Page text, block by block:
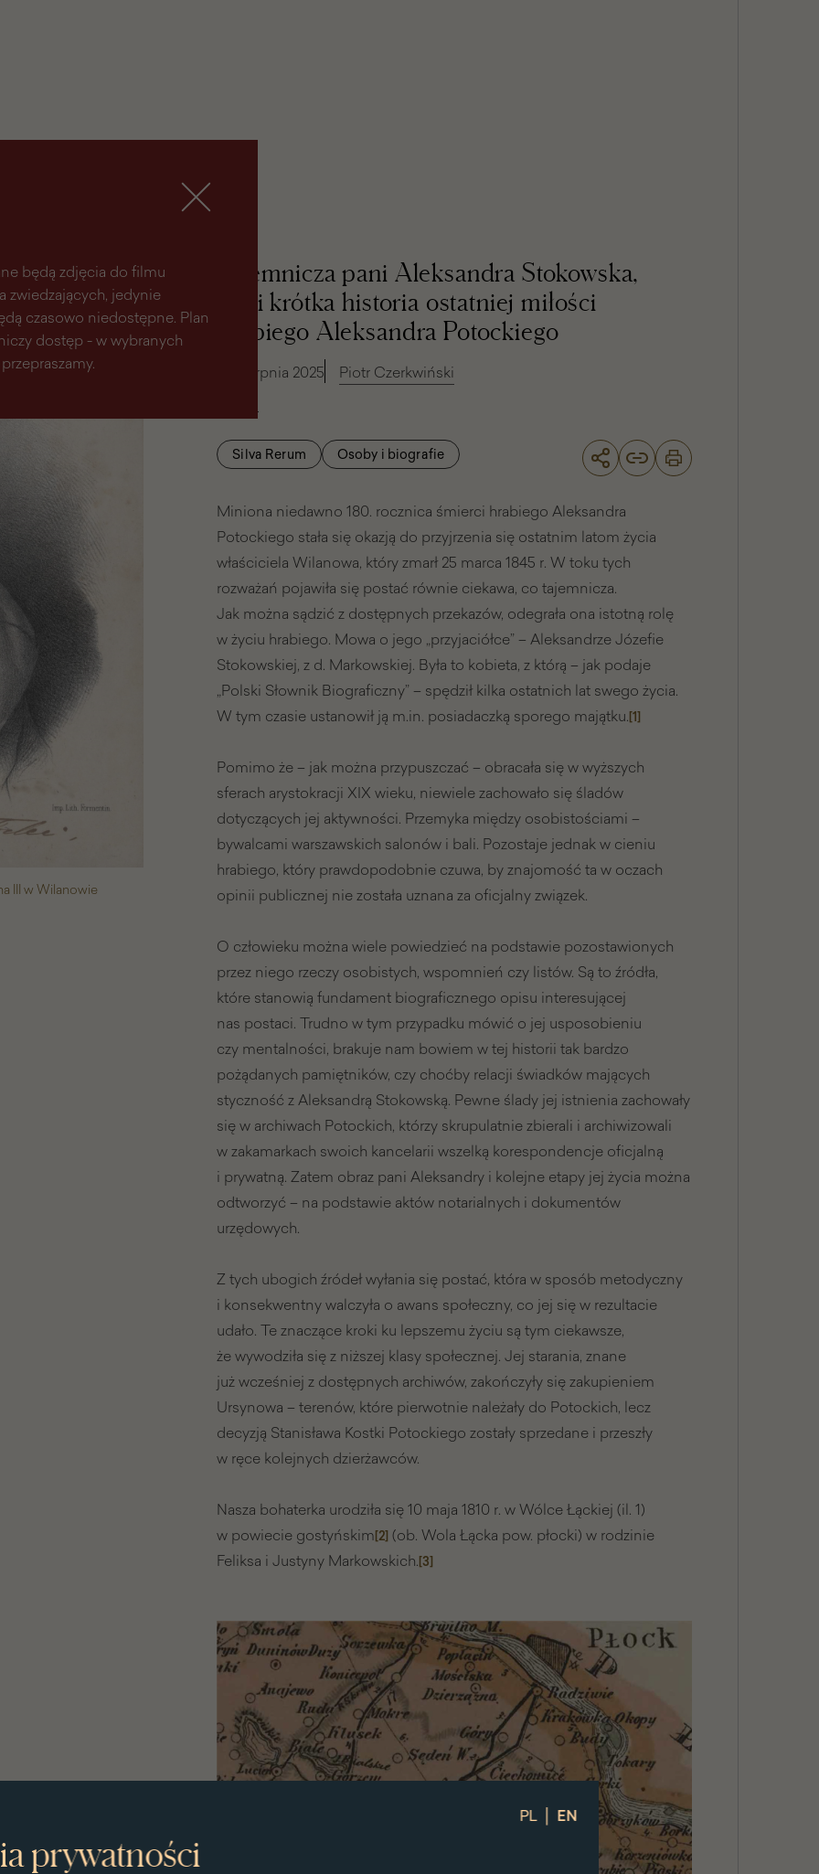
PL | EN
prywatności
będą zdjęcia do filmu
zwiedzających, jedynie
czasowo niedostępne. Plan
dostęp - w wybranych
III w Wilanowie
Tajemnicza pani Aleksandra Stokowska,
czyli krótka historia ostatniej miłości
hrabiego Aleksandra Potockiego
26 sierpnia 2025 Piotr Czerkwiński
Silva Rerum Osoby i biografie
Miniona niedawno 180. rocznica śmierci hrabiego Aleksandra
Potockiego stała się okazją do przyjrzenia się ostatnim latom życia
właściciela Wilanowa, który zmarł 25 marca 1845 r. W toku tych
rozważań pojawiła się postać równie ciekawa, co tajemnicza.
Jak można sądzić z dostępnych przekazów, odegrała ona istotną rolę
w życiu hrabiego. Mowa o jego „przyjaciółce” – Aleksandrze Józefie
Stokowskiej, z d. Markowskiej. Była to kobieta, z którą – jak podaje
„Polski Słownik Biograficzny” – spędził kilka ostatnich lat swego życia.
W tym czasie ustanowił ją m.in. posiadaczką sporego majątku.[1]
Pomimo że – jak można przypuszczać – obracała się w wyższych
sferach arystokracji XIX wieku, niewiele zachowało się śladów
dotyczących jej aktywności. Przemyka między osobistościami –
bywalcami warszawskich salonów i bali. Pozostaje jednak w cieniu
hrabiego, który prawdopodobnie czuwa, by znajomość ta w oczach
opinii publicznej nie została uznana za oficjalny związek.
O człowieku można wiele powiedzieć na podstawie pozostawionych
przez niego rzeczy osobistych, wspomnień czy listów. Są to źródła,
które stanowią fundament biograficznego opisu interesującej
nas postaci. Trudno w tym przypadku mówić o jej usposobieniu
czy mentalności, brakuje nam bowiem w tej historii tak bardzo
pożądanych pamiętników, czy choćby relacji świadków mających
styczność z Aleksandrą Stokowską. Pewne ślady jej istnienia zachowały
się w archiwach Potockich, którzy skrupulatnie zbierali i archiwizowali
w zakamarkach swoich kancelarii wszelką korespondencje oficjalną
i prywatną. Zatem obraz pani Aleksandry i kolejne etapy jej życia można
odtworzyć – na podstawie aktów notarialnych i dokumentów
urzędowych.
Z tych ubogich źródeł wyłania się postać, która w sposób metodyczny
i konsekwentny walczyła o awans społeczny, co jej się w rezultacie
udało. Te znaczące kroki ku lepszemu życiu są tym ciekawsze,
że wywodziła się z niższej klasy społecznej. Jej starania, znane
już wcześniej z dostępnych archiwów, zakończyły się zakupieniem
Ursynowa – terenów, które pierwotnie należały do Potockich, lecz
decyzją Stanisława Kostki Potockiego zostały sprzedane i przeszły
w ręce kolejnych dzierżawców.
Nasza bohaterka urodziła się 10 maja 1810 r. w Wólce Łąckiej (il. 1)
w powiecie gostyńskim[2] (ob. Wola Łącka pow. płocki) w rodzinie
Feliksa i Justyny Markowskich.[3]